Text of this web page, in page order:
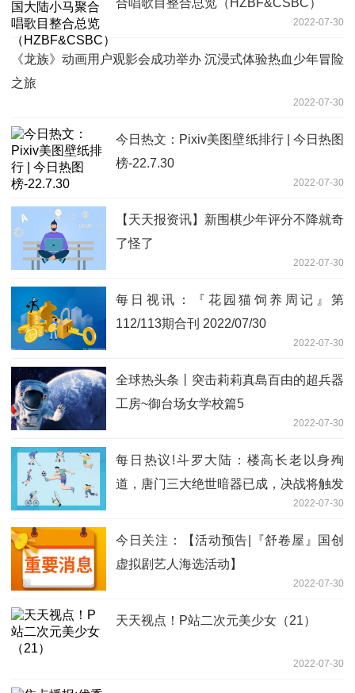
合唱歌目整合总览（HZBF&CSBC）
2022-07-30
《龙族》动画用户观影会成功举办 沉浸式体验热血少年冒险
之旅
2022-07-30
今日热文：Pixiv美图壁纸排行 | 今日热图
榜-22.7.30
2022-07-30
【天天报资讯】新围棋少年评分不降就奇
了怪了
2022-07-30
每日视讯：『花园猫饲养周记』第
112/113期合刊 2022/07/30
2022-07-30
全球热头条丨突击莉莉真島百由的超兵器
工房~御台场女学校篇5
2022-07-30
每日热议!斗罗大陆：楼高长老以身殉
道，唐门三大绝世暗器已成，决战将触发
2022-07-30
今日关注：【活动预告|『舒卷屋』国创
虚拟剧艺人海选活动】
2022-07-30
天天视点！P站二次元美少女（21）
2022-07-30